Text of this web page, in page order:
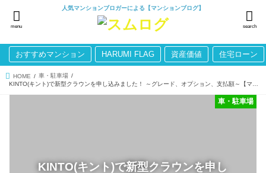
人気マンションブロガーによる【マンションブログ】
search
menu
おすすめマンション HARUMI FLAG 資産価値 住宅ローン
HOME
車・駐車場
KINTO(キント)で新型クラウンを申し
車・駐車場